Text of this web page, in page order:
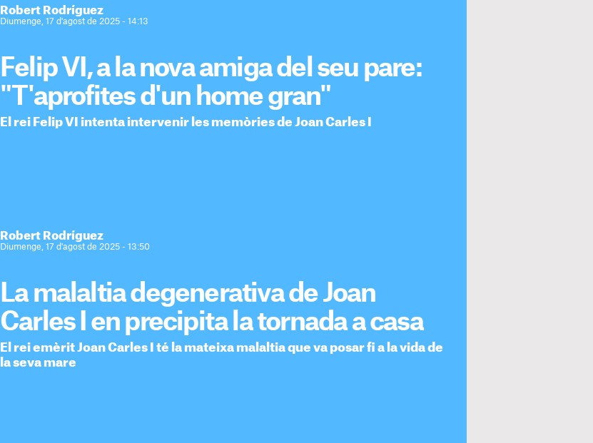
Robert Rodríguez
Diumenge, 17 d'agost de 2025 - 14:13
Felip VI, a la nova amiga del seu pare:
"T'aprofites d'un home gran"
El rei Felip VI intenta intervenir les memòries de Joan Carles I
Robert Rodríguez
Diumenge, 17 d'agost de 2025 - 13:50
La malaltia degenerativa de Joan
Carles I en precipita la tornada a casa
El rei emèrit Joan Carles I té la mateixa malaltia que va posar fi a la vida de
la seva mare